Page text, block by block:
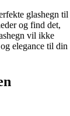
glashegn til
og find det,
vil ikke
elegance til din